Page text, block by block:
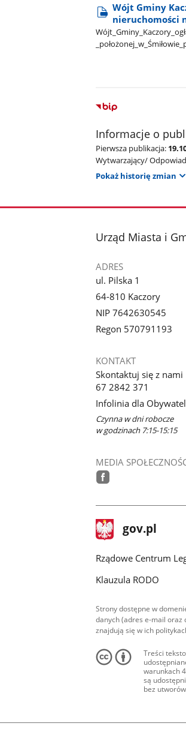
Wójt Gminy
nieruchomości
Informacje o
Pierwsza publikacja:
Wytwarzający/
Pokaż historię zmian
stopka
Urząd Miasta i
ADRES
ul. Pilska 1
64-810 Kaczory
NIP 7642630545
Regon 570791193
KONTAKT
Skontaktuj się z nami
67 2842 371
Infolinia dla
Czynna w dni robocze
w godzinach 7:15-15:15
MEDIA
stopka
gov.pl Strona
gov.pl
Rządowe Centrum
Klauzula RODO
Strony dostępne w
danych (adres e-mail oraz
znajdują się w ich
Treści
warunkach
są
bez